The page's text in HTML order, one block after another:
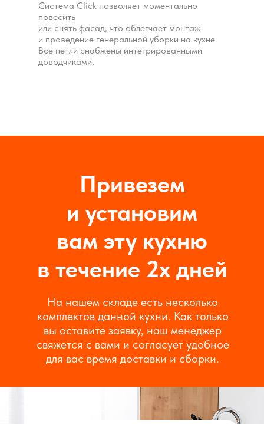
Система Click позволяет моментально
повесить
или снять фасад, что облегчает монтаж
и проведение генеральной уборки на кухне.
Все петли снабжены интегрированными
доводчиками.
На нашем складе есть несколько
комплектов данной кухни. Как только
вы оставите заявку, наш менеджер
свяжется с вами и согласует удобное
для вас время доставки и сборки.
Привезем
и установим
вам эту кухню
в течение 2х дней